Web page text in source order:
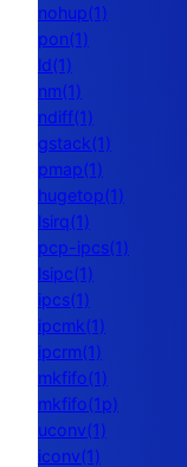
nohup(1)
pon(1)
ld(1)
nm(1)
ndiff(1)
gstack(1)
pmap(1)
hugetop(1)
lsirq(1)
pcp-ipcs(1)
lsipc(1)
ipcs(1)
ipcmk(1)
ipcrm(1)
mkfifo(1)
mkfifo(1p)
uconv(1)
iconv(1)